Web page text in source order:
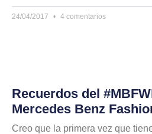
24/04/2017 4 comentarios
Recuerdos del
Mercedes Benz
Creo que la primera vez que